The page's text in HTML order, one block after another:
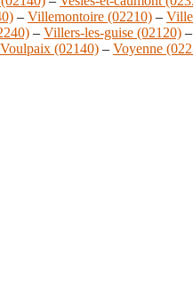
– Villemontoire (02210) –
– Villers-les-guise (02120) –
Voulpaix (02140) – Voyenne